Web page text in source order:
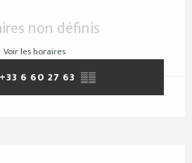
non définis
Voir les horaires
+33 6 60 27 63 ▒▒